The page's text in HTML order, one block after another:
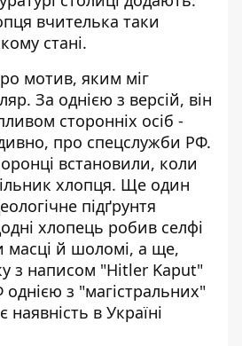
вчителька таки
стані.
мотив, яким міг
За однією з версій, він
сторонніх осіб -
про спецслужби РФ.
встановили, коли
хлопця. Ще один
підґрунтя
хлопець робив селфі
масці й шоломі, а ще,
з написом "Hitler Kaput"
з "магістральних"
в Україні